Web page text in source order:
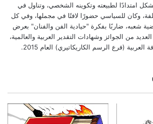
امتدادًا لطبيعته وتكوينه الشخصي، وتناول في
وكان للسياسي حضورًا لافتًا في مجملها، وفي كل
شعبه، ضاربًا بفكرة "حيادية الفن والفنان" بعرض
من الجوائز وشهادات التقدير العربية والعالمية،
العربية (فرع الرسم الكاريكاتيري) العام 2015.